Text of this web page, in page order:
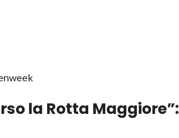
la Rotta Maggiore”: